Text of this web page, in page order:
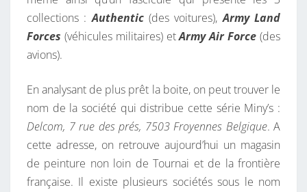
E
collections :Authentic(des voitures),Army Land
Forces (véhicules militaires) etArmy Air Force (des
avions).
En analysant de plus prêt la boite, on peut trouver le
nom de la société qui distribue cette série Miny’s :
Delcom, 7 rue des prés, 7503 Froyennes Belgique. A
cette adresse, on retrouve aujourd’hui un magasin
de peinture non loin de Tournai et de la frontière
française. Il existe plusieurs sociétés sous le nom